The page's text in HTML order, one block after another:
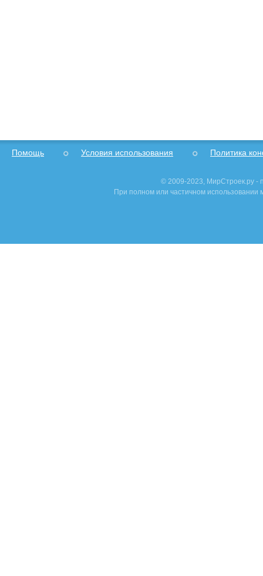
Помощь Условия использования Политика
© 2009-2023, МирСтроек.ру -
При полном или частичном использовании